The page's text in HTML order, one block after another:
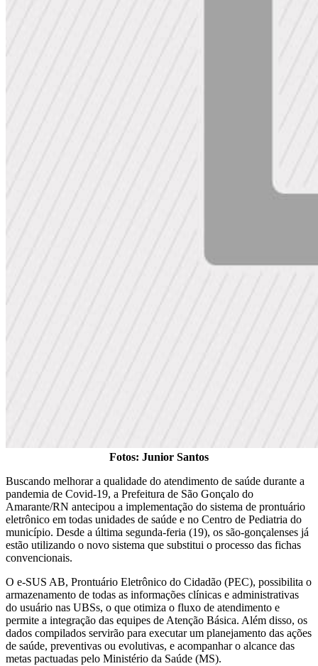
Fotos: Junior Santos
Buscando melhorar a qualidade do atendimento de saúde durante a
pandemia de Covid-19, a Prefeitura de São Gonçalo do
Amarante/RN antecipou a implementação do sistema de prontuário
eletrônico em todas unidades de saúde e no Centro de Pediatria do
município. Desde a última segunda-feria (19), os são-gonçalenses já
estão utilizando o novo sistema que substitui o processo das fichas
convencionais.
O e-SUS AB, Prontuário Eletrônico do Cidadão (PEC), possibilita o
armazenamento de todas as informações clínicas e administrativas
do usuário nas UBSs, o que otimiza o fluxo de atendimento e
permite a integração das equipes de Atenção Básica. Além disso, os
dados compilados servirão para executar um planejamento das ações
de saúde, preventivas ou evolutivas, e acompanhar o alcance das
metas pactuadas pelo Ministério da Saúde (MS).